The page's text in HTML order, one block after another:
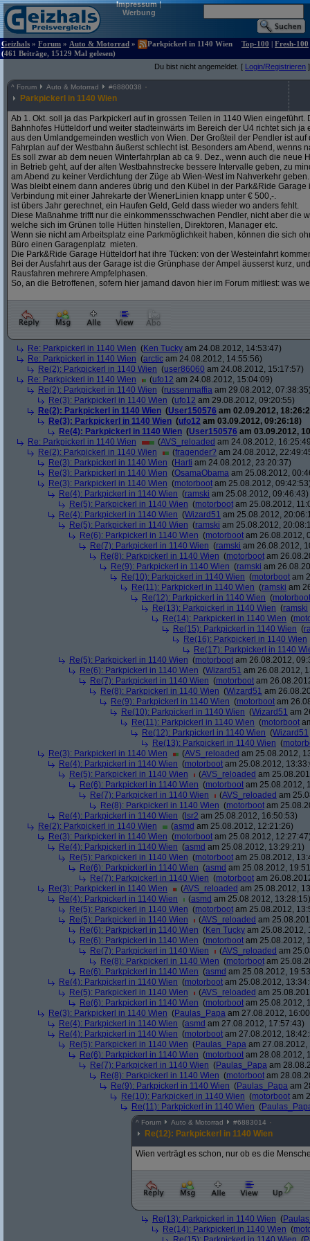
Impressum|
Werbung
Geizhals » Forum » Auto & Motorrad »
Parkpickerl in 1140 Wien
(461 Beiträge, 15129 Mal gelesen)
Top-100 | Fresh-100
Du bist nicht angemeldet. [ Login/Registrieren ]
^ Forum Auto & Motorrad #6880038
Parkpickerl in 1140 Wien
Ab 1. Okt. soll ja das Parkpickerl auf in grossen Teilen in 1140 Wien
Bahnhofes Hütteldorf und weiter stadteinwärts im Bereich der U4 richtet sich
aus den Umlandgemeinden westlich von Wien. Der Großteil der Pendler ist
Fahrplan auf der Westbahn äußerst schlecht ist. Besonders am Abend, wenns
Es soll zwar ab dem neuen Winterfahrplan ab ca 9. Dez., wenn auch die neue
in Betrieb geht, auf der alten Westbahnstrecke bessere Intervalle geben, zu
am Abend zu keiner Verdichtung der Züge ab Wien-West im Nahverkehr geben.
Was bleibt einem dann anderes übrig und den Kübel in der Park&Ride
Verbindung mit einer Jahrekarte der WienerLinien knapp unter € 500,-.
ist übers Jahr gerechnet, ein Haufen Geld, Geld dass wieder wo anders fehlt.
Diese Maßnahme trifft nur die einkommensschwachen Pendler, nicht aber die
welche sich im Grünen tolle Hütten hinstellen, Direktoren, Manager etc.
Wenn sie nicht am Arbeitsplatz eine Parkmöglichkeit haben, können die sich
Büro einen Garagenplatz mieten.
Die Park&Ride Garage Hütteldorf hat ihre Tücken: von der Westeinfahrt
Bei der Ausfahrt aus der Garage ist die Grünphase der Ampel äusserst kurz,
Rausfahren mehrere Ampfelphasen.
So, an die Betroffenen, sofern hier jamand davon hier im Forum mitliest: was
Re: Parkpickerl in 1140 Wien (Ken Tucky am 24.08.2012, 14:53:47)
Re: Parkpickerl in 1140 Wien (arctic am 24.08.2012, 14:55:56)
Re(2): Parkpickerl in 1140 Wien (user86060 am 24.08.2012, 15:17:57)
Re: Parkpickerl in 1140 Wien
(ufo12 am 24.08.2012, 15:04:09)
Re(2): Parkpickerl in 1140 Wien (russenmaffia am 29.08.2012,
Re(3): Parkpickerl in 1140 Wien (ufo12 am 29.08.2012, 09:20:55)
Re(2): Parkpickerl in 1140 Wien (User150576 am 02.09.2012,
Re(3): Parkpickerl in 1140 Wien (ufo12 am 03.09.2012, 09:26:18)
Re(4): Parkpickerl in 1140 Wien (User150576 am 03.09.2012,
Re: Parkpickerl in 1140 Wien
(AVS_reloaded am 24.08.2012,
Re(2): Parkpickerl in 1140 Wien
(fragender? am 24.08.2012,
Re(3): Parkpickerl in 1140 Wien (Harti am 24.08.2012, 23:20:37)
Re(3): Parkpickerl in 1140 Wien (OsamaObama am 25.08.2012,
Re(3): Parkpickerl in 1140 Wien (motorboot am 25.08.2012,
Re(4): Parkpickerl in 1140 Wien (ramski am 25.08.2012, 09:46:43)
Re(5): Parkpickerl in 1140 Wien (motorboot am 25.08.2012,
Re(4): Parkpickerl in 1140 Wien (Wizard51 am 25.08.2012,
Re(5): Parkpickerl in 1140 Wien (ramski am 25.08.2012,
Re(6): Parkpickerl in 1140 Wien (motorboot am 26.08.2012,
Re(7): Parkpickerl in 1140 Wien (ramski am 26.08.2012,
Re(8): Parkpickerl in 1140 Wien (motorboot am
Re(9): Parkpickerl in 1140 Wien (ramski am
Re(10): Parkpickerl in 1140 Wien (motorboot am
Re(11): Parkpickerl in 1140 Wien (ramski am
Re(12): Parkpickerl in 1140 Wien (motorboot
Re(13): Parkpickerl in 1140 Wien (ramski
Re(14): Parkpickerl in 1140 Wien (
Re(15): Parkpickerl in 1140 Wien (
Re(16): Parkpickerl in 1140 Wien
Re(17): Parkpickerl in 1140
Re(5): Parkpickerl in 1140 Wien (motorboot am 26.08.2012,
Re(6): Parkpickerl in 1140 Wien (Wizard51 am 26.08.2012,
Re(7): Parkpickerl in 1140 Wien (motorboot am
Re(8): Parkpickerl in 1140 Wien (Wizard51 am
Re(9): Parkpickerl in 1140 Wien (motorboot am
Re(10): Parkpickerl in 1140 Wien (Wizard51 am
Re(11): Parkpickerl in 1140 Wien (motorboot
Re(12): Parkpickerl in 1140 Wien (Wizard51
Re(13): Parkpickerl in 1140 Wien (
Re(3): Parkpickerl in 1140 Wien
(AVS_reloaded am 25.08.2012,
Re(4): Parkpickerl in 1140 Wien (motorboot am 25.08.2012,
Re(5): Parkpickerl in 1140 Wien
(AVS_reloaded am
Re(6): Parkpickerl in 1140 Wien (motorboot am 25.08.2012,
Re(7): Parkpickerl in 1140 Wien
(AVS_reloaded am
Re(8): Parkpickerl in 1140 Wien (motorboot am
Re(4): Parkpickerl in 1140 Wien ( lsr2 am 25.08.2012, 16:50:53)
Re(2): Parkpickerl in 1140 Wien
(asmd am 25.08.2012, 12:21:26)
Re(3): Parkpickerl in 1140 Wien (motorboot am 25.08.2012,
Re(4): Parkpickerl in 1140 Wien (asmd am 25.08.2012, 13:29:21)
Re(5): Parkpickerl in 1140 Wien (motorboot am 25.08.2012,
Re(6): Parkpickerl in 1140 Wien (asmd am 25.08.2012,
Re(7): Parkpickerl in 1140 Wien (motorboot am
Re(3): Parkpickerl in 1140 Wien
(AVS_reloaded am 25.08.2012,
Re(4): Parkpickerl in 1140 Wien
(asmd am 25.08.2012, 13:28:15)
Re(5): Parkpickerl in 1140 Wien (motorboot am 25.08.2012,
Re(5): Parkpickerl in 1140 Wien
(AVS_reloaded am
Re(6): Parkpickerl in 1140 Wien (Ken Tucky am 25.08.2012,
Re(6): Parkpickerl in 1140 Wien (motorboot am 25.08.2012,
Re(7): Parkpickerl in 1140 Wien
(AVS_reloaded am
Re(8): Parkpickerl in 1140 Wien (motorboot am
Re(6): Parkpickerl in 1140 Wien (asmd am 25.08.2012,
Re(4): Parkpickerl in 1140 Wien (motorboot am 25.08.2012,
Re(5): Parkpickerl in 1140 Wien
(AVS_reloaded am
Re(6): Parkpickerl in 1140 Wien (motorboot am 25.08.2012,
Re(3): Parkpickerl in 1140 Wien (Paulas_Papa am 27.08.2012,
Re(4): Parkpickerl in 1140 Wien (asmd am 27.08.2012, 17:57:43)
Re(4): Parkpickerl in 1140 Wien (motorboot am 27.08.2012,
Re(5): Parkpickerl in 1140 Wien (Paulas_Papa am 27.08.2012,
Re(6): Parkpickerl in 1140 Wien (motorboot am 28.08.2012,
Re(7): Parkpickerl in 1140 Wien (Paulas_Papa am
Re(8): Parkpickerl in 1140 Wien (motorboot am
Re(9): Parkpickerl in 1140 Wien (Paulas_Papa am
Re(10): Parkpickerl in 1140 Wien (motorboot am
Re(11): Parkpickerl in 1140 Wien (
^ Forum Auto & Motorrad #6883014
Re(12): Parkpickerl in 1140 Wien
Wien verträgt es schon, nur ob es die
Re(13): Parkpickerl in 1140 Wien (
Re(14): Parkpickerl in 1140 Wien (